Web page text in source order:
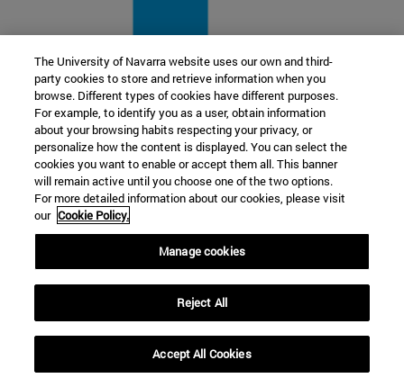
22 SEP
FUNCIÓN Y FICCIÓN. Varios artistas
Más información
The University of Navarra website uses our own and third-
party cookies to store and retrieve information when you
browse. Different types of cookies have different purposes.
For example, to identify you as a user, obtain information
about your browsing habits respecting your privacy, or
personalize how the content is displayed. You can select the
cookies you want to enable or accept them all. This banner
will remain active until you choose one of the two options.
For more detailed information about our cookies, please visit
our Cookie Policy.
Manage cookies
Reject All
Accept All Cookies